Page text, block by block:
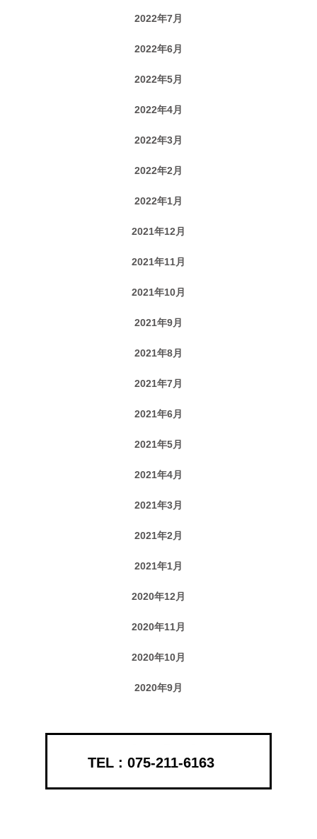
2022年7月
2022年6月
2022年5月
2022年4月
2022年3月
2022年2月
2022年1月
2021年12月
2021年11月
2021年10月
2021年9月
2021年8月
2021年7月
2021年6月
2021年5月
2021年4月
2021年3月
2021年2月
2021年1月
2020年12月
2020年11月
2020年10月
2020年9月
075-211-6163